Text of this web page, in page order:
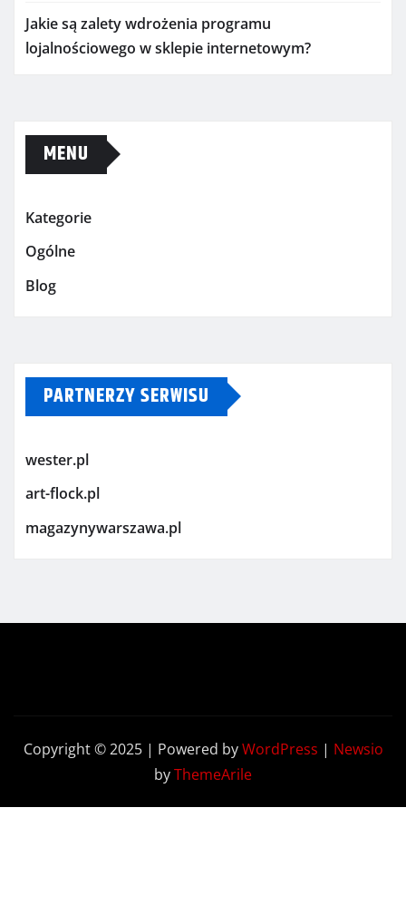
Jakie są zalety wdrożenia programu
lojalnościowego w sklepie internetowym?
MENU
Kategorie
Ogólne
Blog
PARTNERZY SERWISU
wester.pl
art-flock.pl
magazynywarszawa.pl
Copyright © 2025 | Powered byWordPress | Newsio
byThemeArile